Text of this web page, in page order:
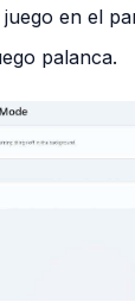
en el
palanca.